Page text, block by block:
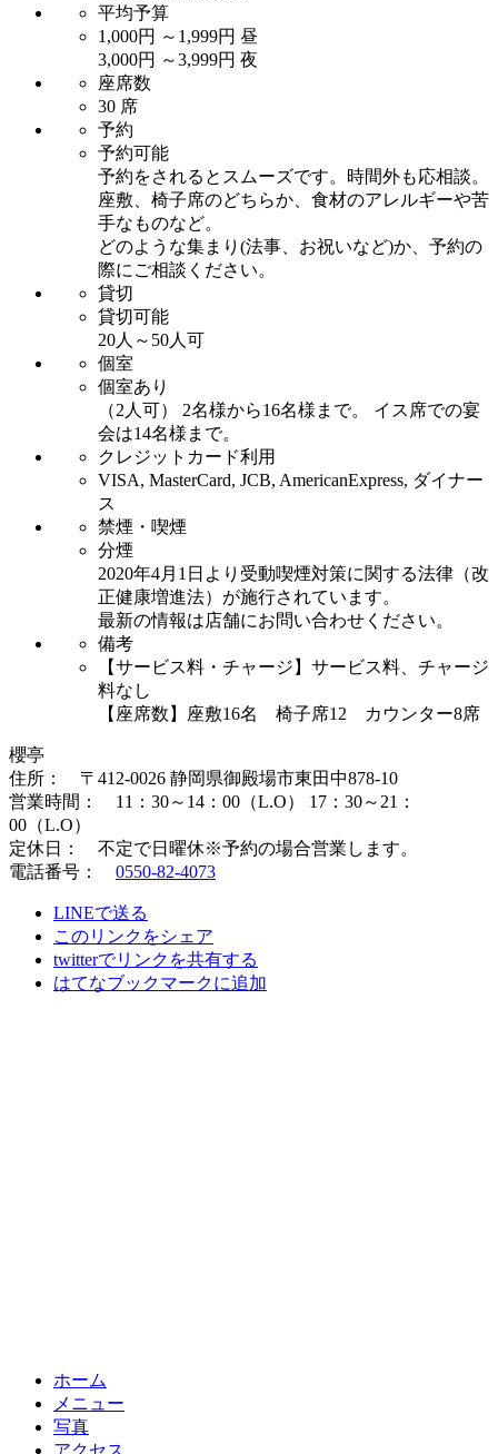
平均予算
1,000円 ～1,999円 昼
3,000円 ～3,999円 夜
座席数
30 席
予約
予約可能
予約をされるとスムーズです。時間外も応相談。
座敷、椅子席のどちらか、食材のアレルギーや苦
手なものなど。
どのような集まり(法事、お祝いなど)か、予約の
際にご相談ください。
貸切
貸切可能
20人～50人可
個室
個室あり
（2人可） 2名様から16名様まで。 イス席での宴
会は14名様まで。
クレジットカード利用
VISA, MasterCard, JCB, AmericanExpress, ダイナー
ス
禁煙・喫煙
分煙
2020年4月1日より受動喫煙対策に関する法律（改
正健康増進法）が施行されています。
最新の情報は店舗にお問い合わせください。
備考
【サービス料・チャージ】サービス料、チャージ
料なし
【座席数】座敷16名 椅子席12 カウンター8席
櫻亭
住所： 〒412-0026 静岡県御殿場市東田中878-10
営業時間： 11：30～14：00（L.O） 17：30～21：
00（L.O）
定休日： 不定で日曜休※予約の場合営業します。
電話番号： 0550-82-4073
LINEで送る
このリンクをシェア
twitterでリンクを共有する
はてなブックマークに追加
ホーム
メニュー
写真
アクセス